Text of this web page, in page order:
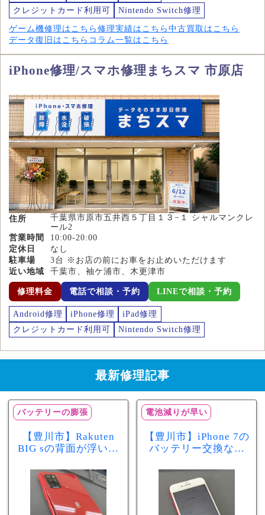
クレジットカード利用可
Nintendo Switch修理
ゲーム機修理はこちら 修理実績はこちら 中古買取はこちら
データ復旧はこちら コラム一覧はこちら
iPhone修理/スマホ修理まちスマ 市原店
住所
千葉県市原市五井西５丁目１３−１ シャルマンクレ
ール2
営業時間
10:00-20:00
定休日
なし
駐車場
3台 ※お店の前にお車をお止めいただけます
近い地域
千葉市、袖ケ浦市、木更津市
修理料金 電話で相談・予約 LINEで相談・予約
Android修理 iPhone修理
iPad修理
クレジットカード利用可
Nintendo Switch修理
最新修理記事
バッテリーの膨張
【豊川市】Rakuten
BIG sの背面が浮いて
リー膨張のサインか
もしれません！バッ
テリー交換修理事例
電池減りが早い
【豊川市】iPhone 7の
バッテリー交換なら
最大容量70％で電池
の減りが早い症状も
当日60分で改善